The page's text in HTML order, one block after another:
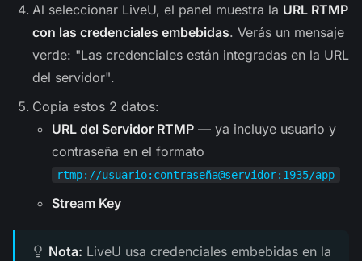
Al seleccionar LiveU, el panel muestra la URL RTMP
con las credenciales embebidas. Verás un mensaje
verde: "Las credenciales están integradas en la URL
del servidor".
Copia estos 2 datos:
URL del Servidor RTMP — ya incluye usuario y
contraseña en el formato
rtmp://usuario:contraseña@servidor:1935/app
Stream Key
Nota: LiveU usa credenciales embebidas en la